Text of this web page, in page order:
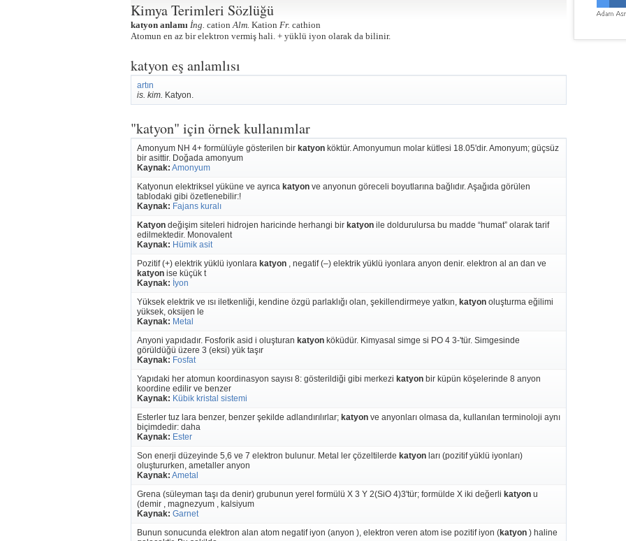
Kimya Terimleri Sözlüğü
katyon anlamı İng. cationAlm. Kation Fr. cathion
Atomun en az bir elektron vermiş hali. + yüklü iyon olarak da bilinir.
katyon eş anlamlısı
artın
is. kim. Katyon.
"katyon" için örnek kullanımlar
Amonyum NH 4+ formülüyle gösterilen bir katyon köktür. Amonyumun molar kütlesi 18.05'dir. Amonyum; güçsüz
bir asittir. Doğada amonyum
Kaynak: Amonyum
Katyonun elektriksel yüküne ve ayrıca katyon ve anyonun göreceli boyutlarına bağlıdır. Aşağıda görülen
tablodaki gibi özetlenebilir:!
Kaynak: Fajans kuralı
Katyon değişim siteleri hidrojen haricinde herhangi bir katyon ile doldurulursa bu madde “humat” olarak tarif
edilmektedir. Monovalent
Kaynak: Hümik asit
Pozitif (+) elektrik yüklü iyonlara katyon , negatif (–) elektrik yüklü iyonlara anyon denir. elektron al an dan ve
katyon ise küçük t
Kaynak: İyon
Yüksek elektrik ve ısı iletkenliği, kendine özgü parlaklığı olan, şekillendirmeye yatkın, katyon oluşturma eğilimi
yüksek, oksijen le
Kaynak: Metal
Anyoni yapıdadır. Fosforik asid i oluşturan katyon köküdür. Kimyasal simge si PO 4 3-'tür. Simgesinde
görüldüğü üzere 3 (eksi) yük taşır
Kaynak: Fosfat
Yapıdaki her atomun koordinasyon sayısı 8: gösterildiği gibi merkezi katyon bir küpün köşelerinde 8 anyon
koordine edilir ve benzer
Kaynak: Kübik kristal sistemi
Esterler tuz lara benzer, benzer şekilde adlandırılırlar; katyon ve anyonları olmasa da, kullanılan terminoloji aynı
biçimdedir: daha
Kaynak: Ester
Son enerji düzeyinde 5,6 ve 7 elektron bulunur. Metal ler çözeltilerde katyon ları (pozitif yüklü iyonları)
oluştururken, ametaller anyon
Kaynak: Ametal
Grena (süleyman taşı da denir) grubunun yerel formülü X 3 Y 2(SiO 4)3'tür; formülde X iki değerli katyon u
(demir , magnezyum , kalsiyum
Kaynak: Garnet
Bunun sonucunda elektron alan atom negatif iyon (anyon ), elektron veren atom ise pozitif iyon (katyon ) haline